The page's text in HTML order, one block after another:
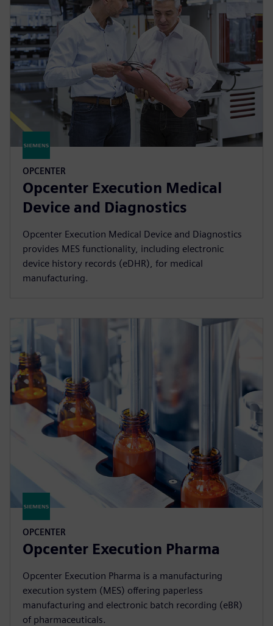
OPCENTER
Opcenter Execution Medical
Device and Diagnostics
Opcenter Execution Medical Device and Diagnostics
provides MES functionality, including electronic
device history records (eDHR), for medical
manufacturing.
OPCENTER
Opcenter Execution Pharma
Opcenter Execution Pharma is a manufacturing
execution system (MES) offering paperless
manufacturing and electronic batch recording (eBR)
of pharmaceuticals.